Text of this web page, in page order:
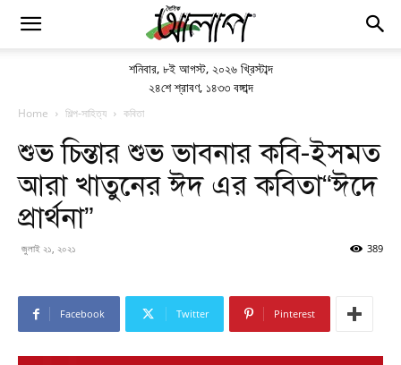
শনিবার, ৮ই আগস্ট, ২০২৬ খ্রিস্টাব্দ
২৪শে শ্রাবণ, ১৪৩৩ বঙ্গাব্দ
Home শিল্প-সাহিত্য কবিতা
শুভ চিন্তার শুভ ভাবনার কবি-ইসমত
আরা খাতুনের ঈদ এর কবিতা“ঈদে
প্রার্থনা”
জুলাই ২১, ২০২১ 389
Facebook Twitter Pinterest